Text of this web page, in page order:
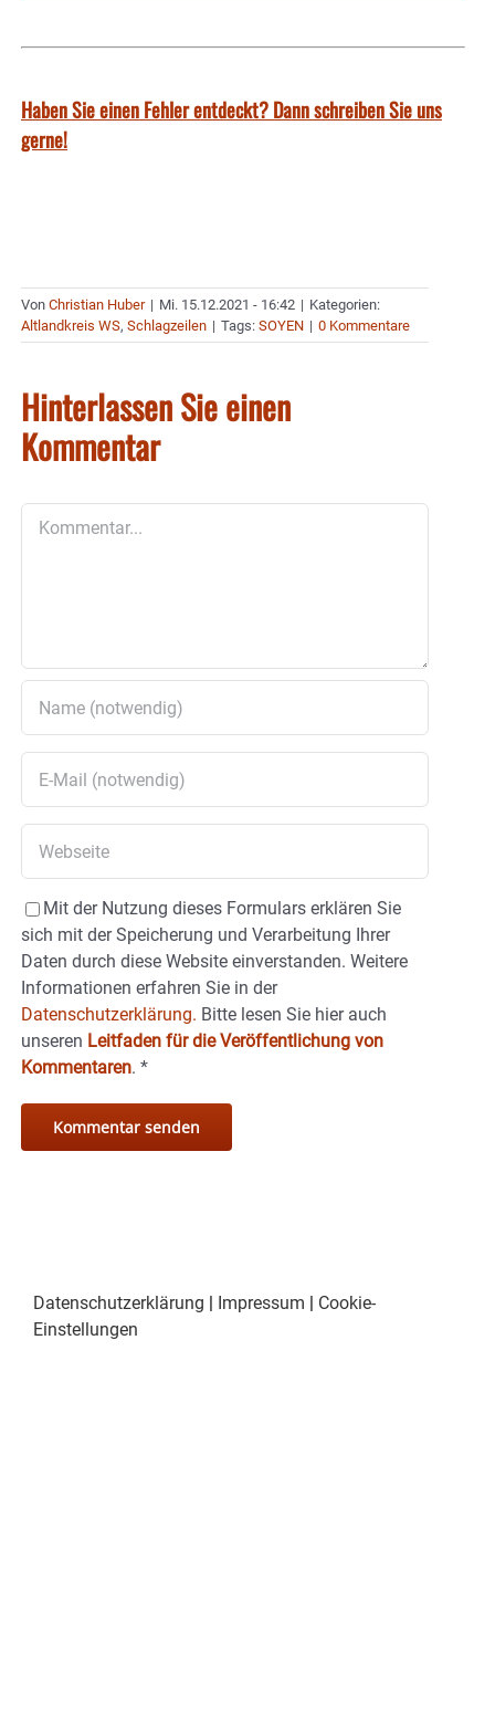
Haben Sie einen Fehler entdeckt? Dann schreiben Sie uns
gerne!
Von Christian Huber | Mi. 15.12.2021 - 16:42 | Kategorien:
Altlandkreis WS, Schlagzeilen | Tags: SOYEN | 0 Kommentare
Hinterlassen Sie einen
Kommentar
Mit der Nutzung dieses Formulars erklären Sie
sich mit der Speicherung und Verarbeitung Ihrer
Daten durch diese Website einverstanden. Weitere
Informationen erfahren Sie in der
Datenschutzerklärung. Bitte lesen Sie hier auch
unseren Leitfaden für die Veröffentlichung von
Kommentaren. *
Datenschutzerklärung | Impressum | Cookie-
Einstellungen